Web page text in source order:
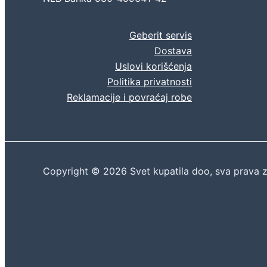
Geberit servis
Dostava
Uslovi korišćenja
Politika privatnosti
Reklamacije i povraćaj robe
Copyright © 2026 Svet kupatila doo, sva prava